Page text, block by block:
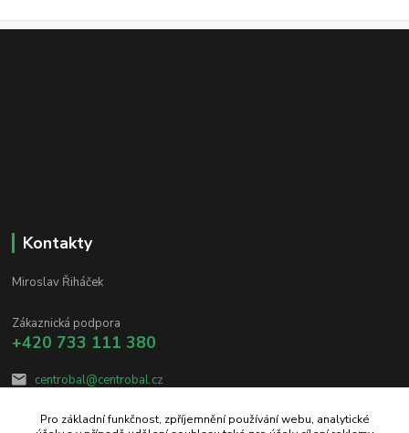
Kontakty
Miroslav Řiháček
Zákaznická podpora
+420 733 111 380
centrobal@centrobal.cz
Pro základní funkčnost, zpříjemnění používání webu, analytické